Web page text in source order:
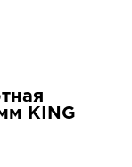
KING